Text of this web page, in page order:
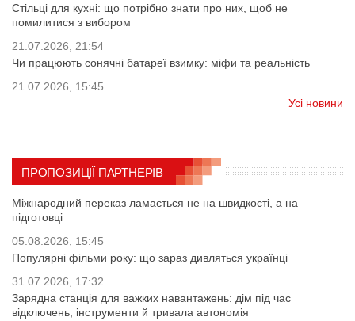
Стільці для кухні: що потрібно знати про них, щоб не
помилитися з вибором
21.07.2026, 21:54
Чи працюють сонячні батареї взимку: міфи та реальність
21.07.2026, 15:45
Усі новини
ПРОПОЗИЦІЇ ПАРТНЕРІВ
Міжнародний переказ ламається не на швидкості, а на
підготовці
05.08.2026, 15:45
Популярні фільми року: що зараз дивляться українці
31.07.2026, 17:32
Зарядна станція для важких навантажень: дім під час
відключень, інструменти й тривала автономія